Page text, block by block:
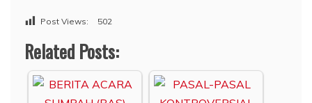
Post Views: 502
Related Posts: